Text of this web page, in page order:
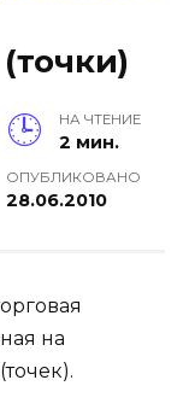
НА ЧТЕНИЕ
2 мин.
ОПУБЛИКОВАНО
28.06.2010
на